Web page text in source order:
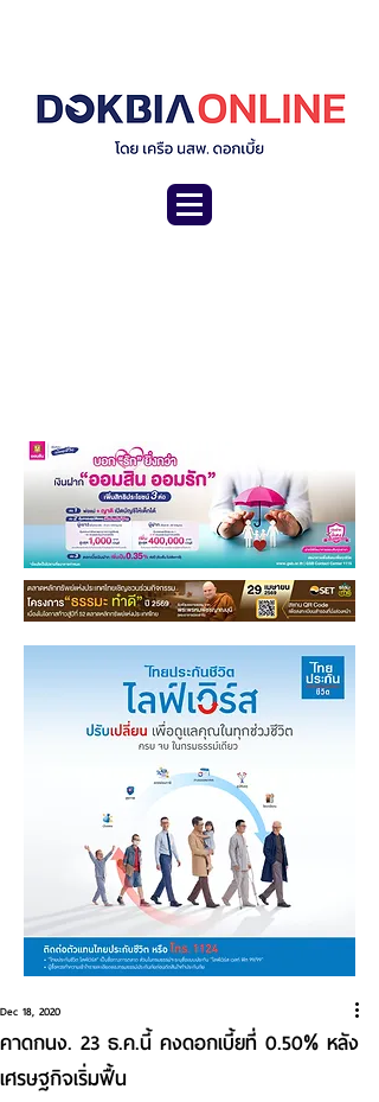
คาดกนง. 23 ธ.ค.นี้ คงดอกเบี้ยที่ 0.50% หลัง
เศรษฐกิจเริ่มฟื้น
Dec 18, 2020